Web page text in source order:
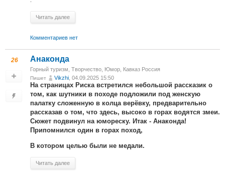
Читать далее
Комментариев нет
26 Анаконда
Горный туризм Творчество Юмор Кавказ Россия
Пишет Vikzhi , 04.09.2025 15:50
На страницах Риска встретился небольшой рассказик о
том, как шутники в походе подложили под женскую
палатку сложенную в колца верёвку, предварительно
рассказав о том, что здесь, высоко в горах водятся змеи.
Сюжет подвинул на юмореску. Итак - Анаконда!
Припомнился один в горах поход,
В котором целью были не медали.
Читать далее